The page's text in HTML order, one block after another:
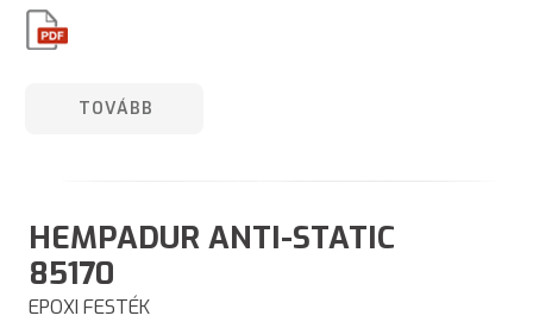
TOVÁBB
HEMPADUR ANTI-STATIC
85170
EPOXI FESTÉK